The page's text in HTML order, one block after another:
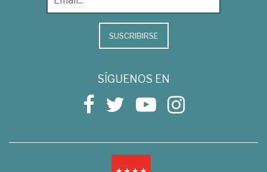
SUSCRIBIRSE
SÍGUENOS EN